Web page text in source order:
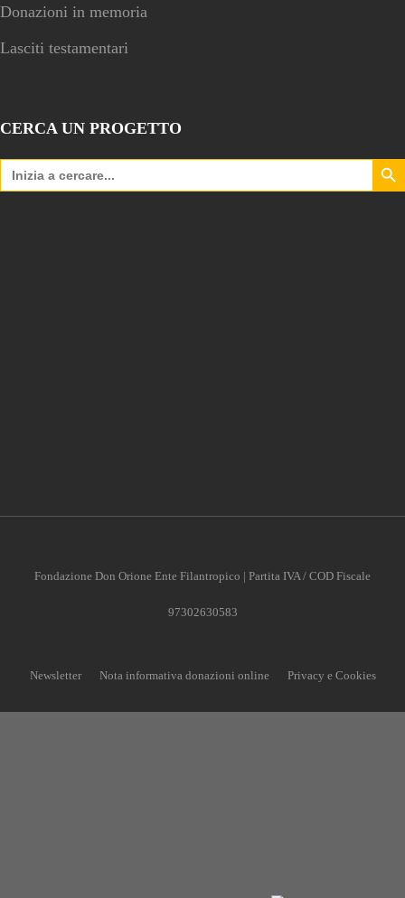
Donazioni in memoria
Lasciti testamentari
CERCA UN PROGETTO
Search
for:
Search
Fondazione Don Orione Ente Filantropico | Partita IVA / COD Fiscale
97302630583
Newsletter Nota informativa donazioni online Privacy e Cookies